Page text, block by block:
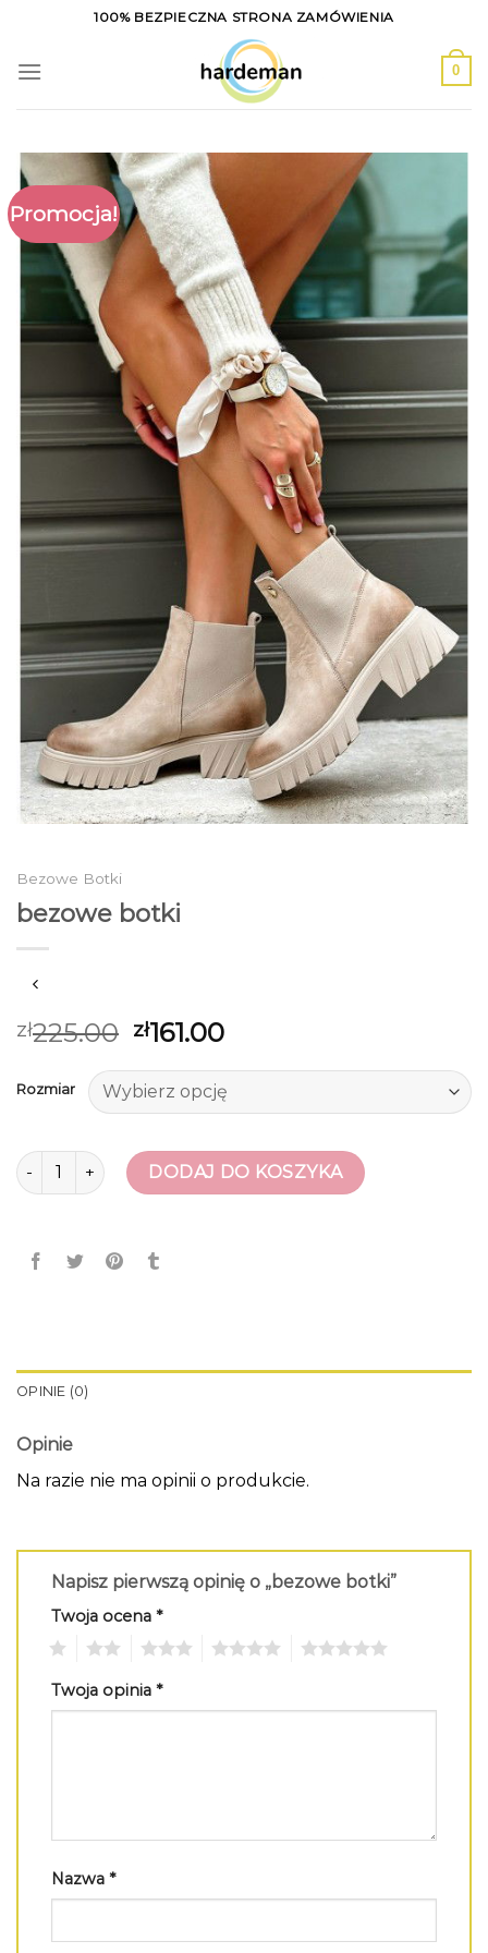
content
100% BEZPIECZNA STRONA ZAMÓWIENIA
0
Promocja!
Bezowe Botki
bezowe botki
zł225.00 zł161.00
Rozmiar
ilość bezowe botkiDODAJ DO KOSZYKA
OPINIE (0)
Opinie
Na razie nie ma opinii o produkcie.
Napisz pierwszą opinię o „bezowe botki”
Twoja ocena *
Twoja opinia *
Nazwa *